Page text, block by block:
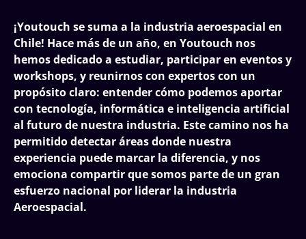
¡Youtouch se suma a la industria aeroespacial en
Chile! Hace más de un año, en Youtouch nos
hemos dedicado a estudiar, participar en eventos y
workshops, y reunirnos con expertos con un
propósito claro: entender cómo podemos aportar
con tecnología, informática e inteligencia artificial
al futuro de nuestra industria. Este camino nos ha
permitido detectar áreas donde nuestra
experiencia puede marcar la diferencia, y nos
emociona compartir que somos parte de un gran
esfuerzo nacional por liderar la industria
Aeroespacial.